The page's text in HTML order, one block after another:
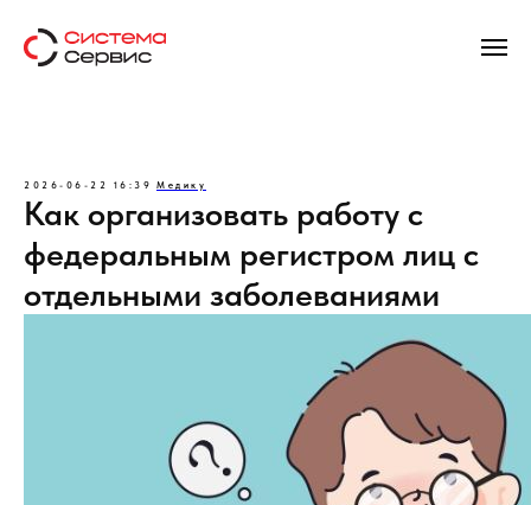
2026-06-22 16:39 Медику
Как организовать работу с
федеральным регистром лиц с
отдельными заболеваниями